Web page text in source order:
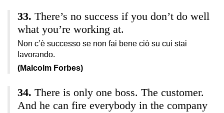
There’s no success if you don’t do well
what you’re working at.
Non c’è successo se non fai bene ciò su cui stai
lavorando.
(Malcolm Forbes)
There is only one boss. The customer.
And he can fire everybody in the company